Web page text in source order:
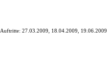
Auftritte:27.03.2009, 18.04.2009, 19.06.2009